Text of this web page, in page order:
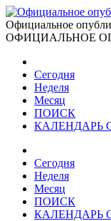
Официальное
ОФИЦИАЛЬНОЕ
Сегодня
Неделя
Месяц
ПОИСК
КАЛЕНДАРЬ
Сегодня
Неделя
Месяц
ПОИСК
КАЛЕНДАРЬ